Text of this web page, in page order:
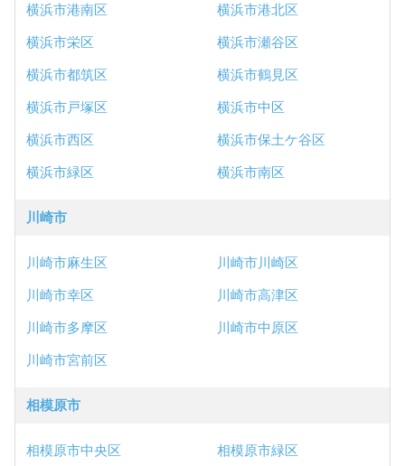
横浜市港南区
横浜市港北区
横浜市栄区
横浜市瀬谷区
横浜市都筑区
横浜市鶴見区
横浜市戸塚区
横浜市中区
横浜市西区
横浜市保土ケ谷区
横浜市緑区
横浜市南区
川崎市
川崎市麻生区
川崎市川崎区
川崎市幸区
川崎市高津区
川崎市多摩区
川崎市中原区
川崎市宮前区
相模原市
相模原市中央区
相模原市緑区